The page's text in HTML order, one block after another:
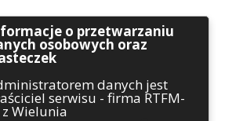
|INWESTYCJE
Szukaj
o przetwarzaniu
osobowych oraz
danych jest
serwisu - firma RTFM-
z Wielunia